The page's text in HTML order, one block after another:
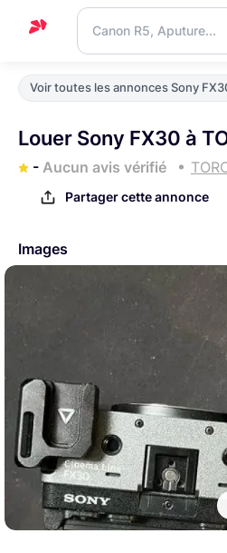
Accueil
Blog
contacter
Voir toutes les annonces Sony
Louer Sony FX30 à
- Aucun avis vérifié
Partager cette annonce
Images